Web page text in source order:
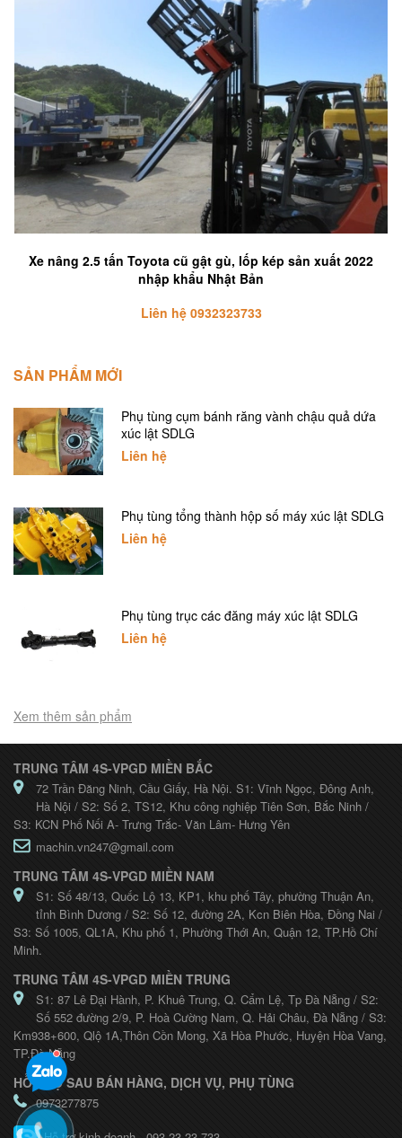
Xe nâng 2.5 tấn Toyota cũ gật gù, lốp kép sản xuất 2022
nhập khẩu Nhật Bản
Liên hệ 0932323733
SẢN PHẨM MỚI
Phụ tùng cụm bánh răng vành chậu quả dứa
xúc lật SDLG
Liên hệ
Phụ tùng tổng thành hộp số máy xúc lật SDLG
Liên hệ
Phụ tùng trục các đăng máy xúc lật SDLG
Liên hệ
Xem thêm sản phẩm
TRUNG TÂM 4S-VPGD MIỀN BẮC
72 Trần Đăng Ninh, Cầu Giấy, Hà Nội. S1: Vĩnh Ngọc, Đông Anh,
Hà Nội / S2: Số 2, TS12, Khu công nghiệp Tiên Sơn, Bắc Ninh /
S3: KCN Phố Nối A- Trưng Trắc- Văn Lâm- Hưng Yên
machin.vn247@gmail.com
TRUNG TÂM 4S-VPGD MIỀN NAM
S1: Số 48/13, Quốc Lộ 13, KP1, khu phố Tây, phường Thuận An,
tỉnh Bình Dương / S2: Số 12, đường 2A, Kcn Biên Hòa, Đồng Nai /
S3: Số 1005, QL1A, Khu phố 1, Phường Thới An, Quận 12, TP.Hồ Chí
Minh.
TRUNG TÂM 4S-VPGD MIỀN TRUNG
S1: 87 Lê Đại Hành, P. Khuê Trung, Q. Cẩm Lệ, Tp Đà Nẵng / S2:
Số 552 đường 2/9, P. Hoà Cường Nam, Q. Hải Châu, Đà Nẵng / S3:
Km938+600, Qlộ 1A,Thôn Cồn Mong, Xã Hòa Phước, Huyện Hòa Vang,
TP.Đà Nẵng
HỖ TRỢ SAU BÁN HÀNG, DỊCH VỤ, PHỤ TÙNG
0973277875